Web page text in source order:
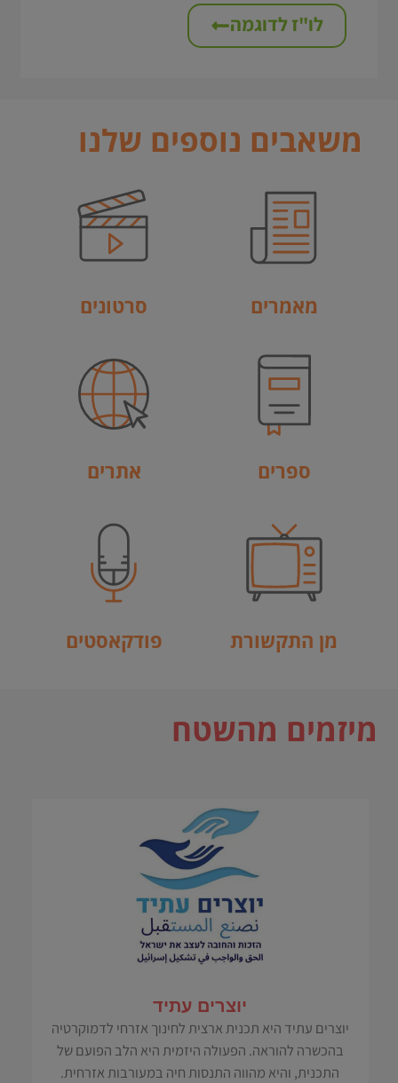
לו"ז לדוגמה
משאבים נוספים שלנו
מאמרים סרטונים
ספרים אתרים
מן התקשורת פודקאסטים
מיזמים מהשטח
יוצרים עתיד
יוצרים עתיד היא תכנית ארצית לחינוך אזרחי לדמוקרטיה
בהכשרה להוראה. הפעולה היזמית היא הלב הפועם של
התכנית, והיא מהווה התנסות חיה במעורבות אזרחית.